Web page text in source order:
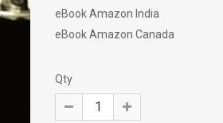
eBook Amazon India
eBook Amazon Canada
Qty